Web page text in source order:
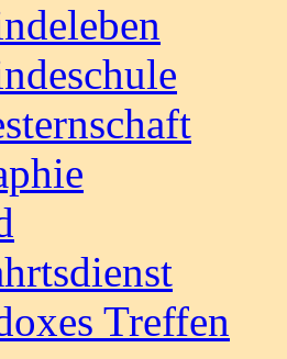
Treffen